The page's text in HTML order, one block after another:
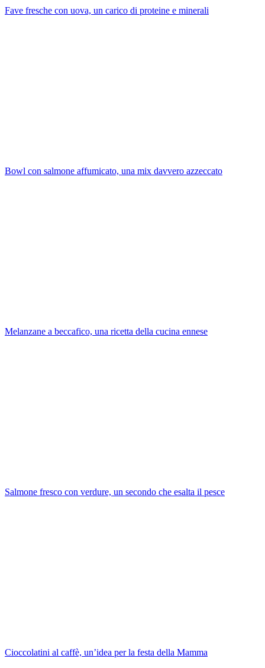
Fave fresche con uova, un carico di proteine e minerali
Bowl con salmone affumicato, una mix davvero azzeccato
Melanzane a beccafico, una ricetta della cucina ennese
Salmone fresco con verdure, un secondo che esalta il pesce
Cioccolatini al caffè, un’idea per la festa della Mamma